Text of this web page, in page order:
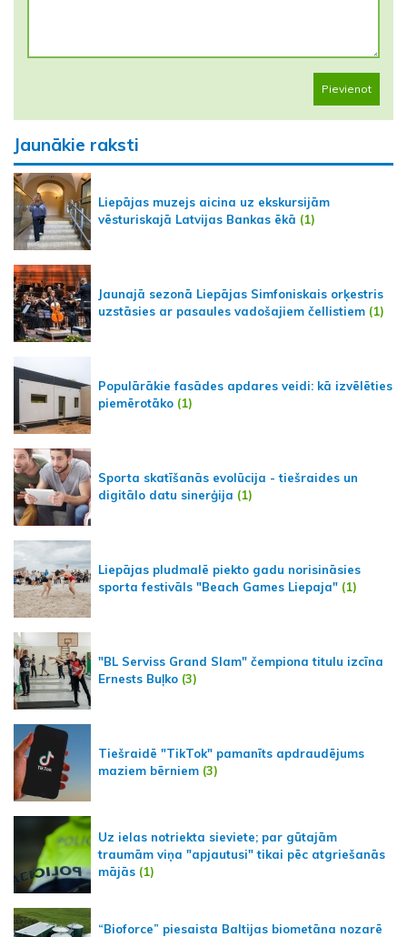
Pievienot
Jaunākie raksti
Liepājas muzejs aicina uz ekskursijām
vēsturiskajā Latvijas Bankas ēkā (1)
Jaunajā sezonā Liepājas Simfoniskais orķestris
uzstāsies ar pasaules vadošajiem čellistiem (1)
Populārākie fasādes apdares veidi: kā izvēlēties
piemērotāko (1)
Sporta skatīšanās evolūcija - tiešraides un
digitālo datu sinerģija (1)
Liepājas pludmalē piekto gadu norisināsies
sporta festivāls "Beach Games Liepaja" (1)
"BL Serviss Grand Slam" čempiona titulu izcīna
Ernests Buļko (3)
Tiešraidē "TikTok" pamanīts apdraudējums
maziem bērniem (3)
Uz ielas notriekta sieviete; par gūtajām
traumām viņa "apjautusi" tikai pēc atgriešanās
mājās (1)
“Bioforce” piesaista Baltijas biometāna nozarē